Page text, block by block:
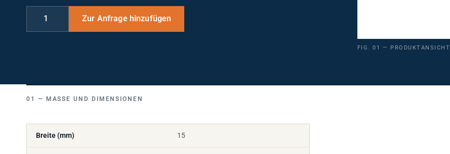
FIG. 01 — PRODUKTANSICHT
MASSE UND DIMENSIONEN
Breite (mm) 15